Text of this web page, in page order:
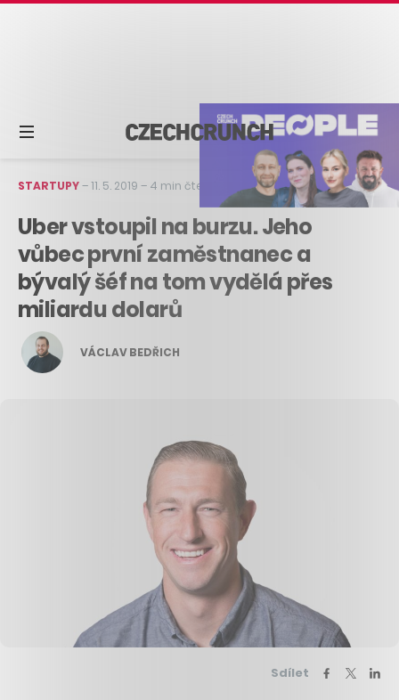
STARTUPY–11. 5. 2019 – 4 min čtení
Uber vstoupil na burzu. Jeho
vůbec první zaměstnanec a
bývalý šéf na tom vydělá přes
miliardu dolarů
VÁCLAV BEDŘICH
Sdílet